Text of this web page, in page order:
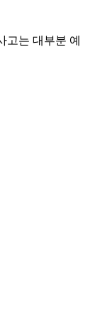
고는 대부분 예